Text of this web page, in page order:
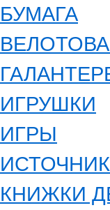
БУМАГА
ИГРУШКИ
ИГРЫ
КНИЖКИ